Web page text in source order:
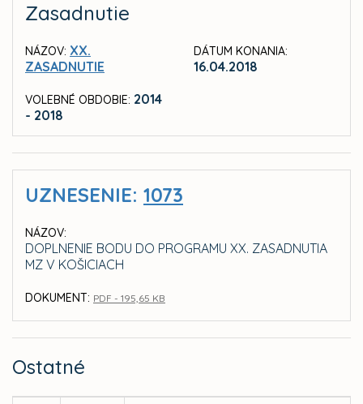
Zasadnutie
NÁZOV: XX.
ZASADNUTIE
VOLEBNÉ OBDOBIE: 2014
- 2018
DÁTUM KONANIA:
16.04.2018
UZNESENIE: 1073
NÁZOV:
DOPLNENIE BODU DO PROGRAMU XX. ZASADNUTIA
MZ V KOŠICIACH
DOKUMENT: PDF - 195,65 KB
Ostatné